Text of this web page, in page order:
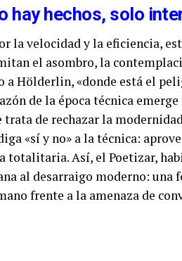
hay hechos, solo
la velocidad y la eficiencia,
el asombro, la
Hölderlin, «donde está el
de la época técnica
trata de rechazar la
«sí y no» a la técnica:
totalitaria. Así, el Poetizar,
al desarraigo moderno: una
frente a la amenaza de